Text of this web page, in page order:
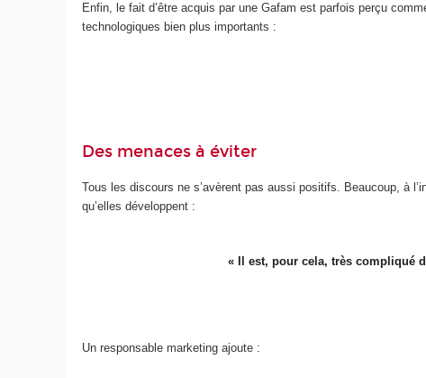
Enfin, le fait d’être acquis par une Gafam est parfois perçu
technologiques bien plus importants :
Des menaces à éviter
Tous les discours ne s’avèrent pas aussi positifs. Beaucoup, à
qu’elles développent :
« Il est, pour cela, très compliqué
Un responsable marketing ajoute :